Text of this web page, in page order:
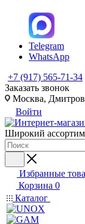
Telegram
WhatsApp
+7 (917) 565-71-34
Заказать звонок
Москва,
Войти
Широкий
Избранные
Корзина 0
Каталог